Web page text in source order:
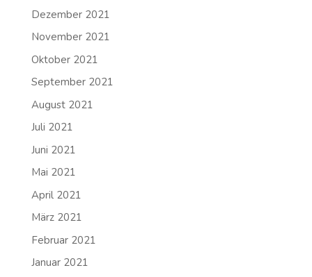
Dezember 2021
November 2021
Oktober 2021
September 2021
August 2021
Juli 2021
Juni 2021
Mai 2021
April 2021
März 2021
Februar 2021
Januar 2021